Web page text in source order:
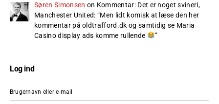
Søren Simonsen on Kommentar: Det er noget svineri,
Manchester United: “Men lidt komisk at læse den her
kommentar på oldtrafford.dk og samtidig se Maria
Casino display ads komme rullende
”
Log ind
Brugernavn eller e-mail